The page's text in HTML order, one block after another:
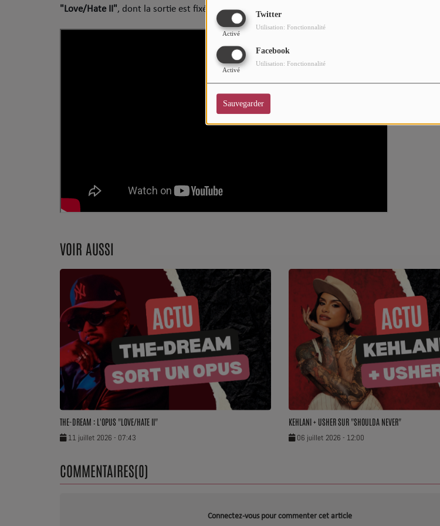
Twitter
Activé
Utilisation: Fonctionnalité
Facebook
Activé
Utilisation: Fonctionnalité
Sauvegarder
MY SOUL ADDICT
Dossier de Presse
Service Commercial
"Love/Hate II", dont la sortie est fixée au10 juillet 2026
VOIR AUSSI
THE-DREAM : L'OPUS "LOVE/HATE II"
11 juillet 2026 - 07:43
KEHLANI + USHER SUR "SHOULDA NEVER"
06 juillet 2026 - 12:00
COMMENTAIRES(0)
Connectez-vous pour commenter cet article